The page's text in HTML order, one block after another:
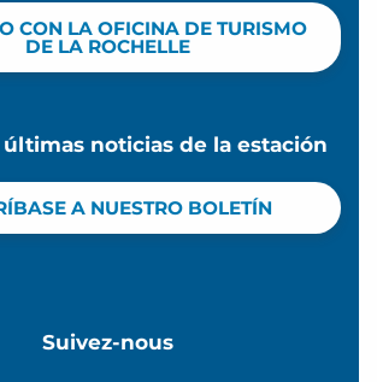
CON LA OFICINA DE TURISMO
DE LA ROCHELLE
últimas noticias de la estación
A NUESTRO BOLETÍN
Suivez-nous